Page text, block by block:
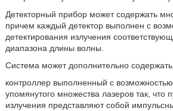
Детекторный прибор может содержать
причем каждый детектор выполнен с
детектирования излучения
диапазона длины волны.
Система может дополнительно
контроллер выполненный с
упомянутого множества лазеров так, что
излучения представляют собой